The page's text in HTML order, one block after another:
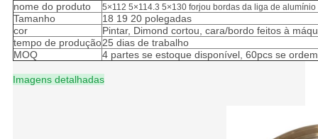
nome do produto 5×112 5×114.3 5×130 forjou bordas da liga de alumínio
Tamanho
18 19 20 polegadas
cor
Pintar, Dimond cortou, cara/bordo feitos à
tempo de produção25 dias de trabalho
MOQ
4 partes se estoque disponível, 60pcs se
Imagens detalhadas